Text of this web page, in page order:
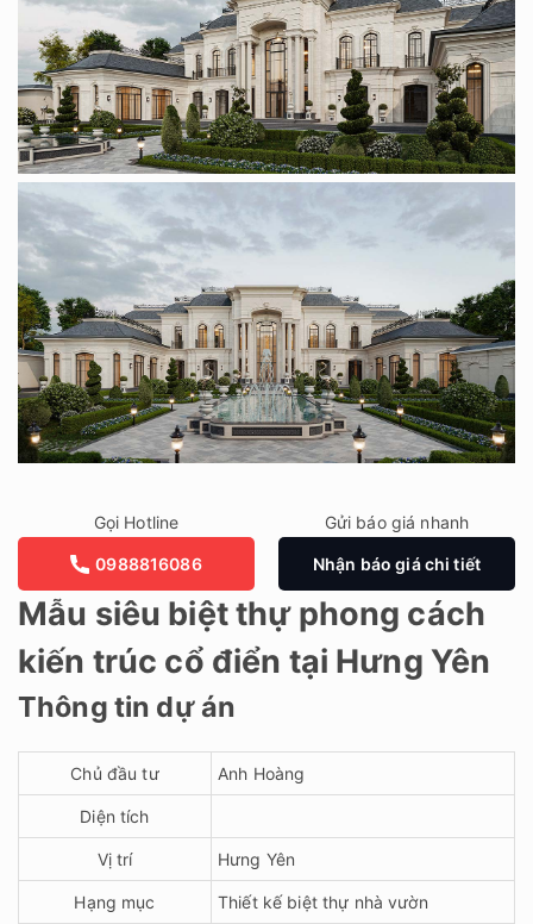
Mẫu siêu biệt thự phong cách
kiến trúc cổ điển tại Hưng Yên
Thông tin dự án
Chủ đầu tư Anh Hoàng
Diện tích
Vị trí Hưng Yên
Hạng mục Thiết kế biệt thự nhà vườn
Gọi Hotline
0988816086
Gửi báo giá nhanh
Nhận báo giá chi tiết